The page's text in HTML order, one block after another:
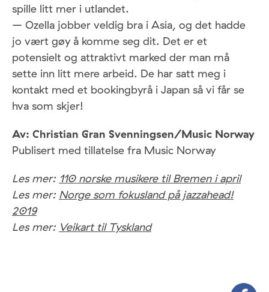
spille litt mer i utlandet.
– Ozella jobber veldig bra i Asia, og det hadde
jo vært gøy å komme seg dit. Det er et
potensielt og attraktivt marked der man må
sette inn litt mere arbeid. De har satt meg i
kontakt med et bookingbyrå i Japan så vi får se
hva som skjer!
Av: Christian Gran Svenningsen/Music Norway
Publisert med tillatelse fra Music Norway
Les mer: 110 norske musikere til Bremen i april
Les mer: Norge som fokusland på jazzahead!
2019
Les mer: Veikart til Tyskland